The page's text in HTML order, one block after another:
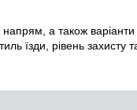
а також варіанти
їзди, рівень захисту